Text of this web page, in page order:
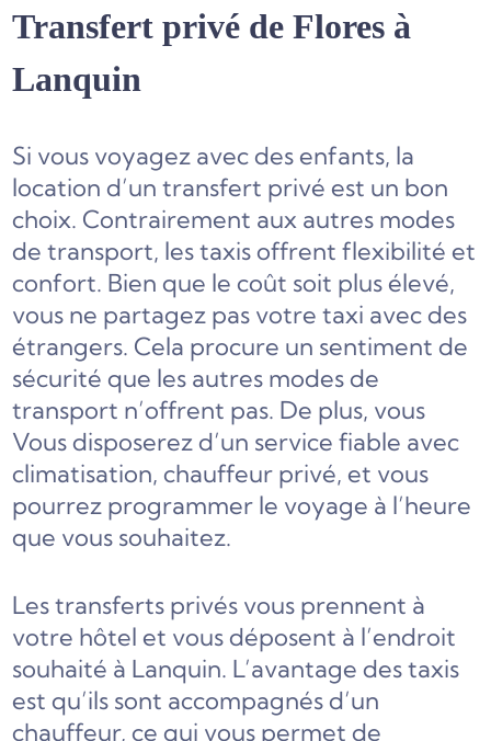
Transfert privé de Flores à
Lanquin
Si vous voyagez avec des enfants, la
location d’un transfert privé est un bon
choix. Contrairement aux autres modes
de transport, les taxis offrent flexibilité et
confort. Bien que le coût soit plus élevé,
vous ne partagez pas votre taxi avec des
étrangers. Cela procure un sentiment de
sécurité que les autres modes de
transport n’offrent pas. De plus, vous
Vous disposerez d’un service fiable avec
climatisation, chauffeur privé, et vous
pourrez programmer le voyage à l’heure
que vous souhaitez.
Les transferts privés vous prennent à
votre hôtel et vous déposent à l’endroit
souhaité à Lanquin. L’avantage des taxis
est qu’ils sont accompagnés d’un
chauffeur, ce qui vous permet de